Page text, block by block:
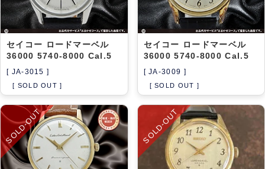
セイコー ロードマーベル
36000 5740-8000 Cal.5
[ JA-3015 ]
[ SOLD OUT ]
セイコー ロードマーベル
36000 5740-8000 Cal.5
[ JA-3009 ]
[ SOLD OUT ]
SOLD-OUT SOLD-OUT